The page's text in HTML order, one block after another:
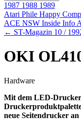
1987 1988 1989
Atari Phile Happy
ACE NSW Inside Info
← ST-Magazin 10 /
OKI
Hardware
Mit dem LED-
neue Seitendrucker